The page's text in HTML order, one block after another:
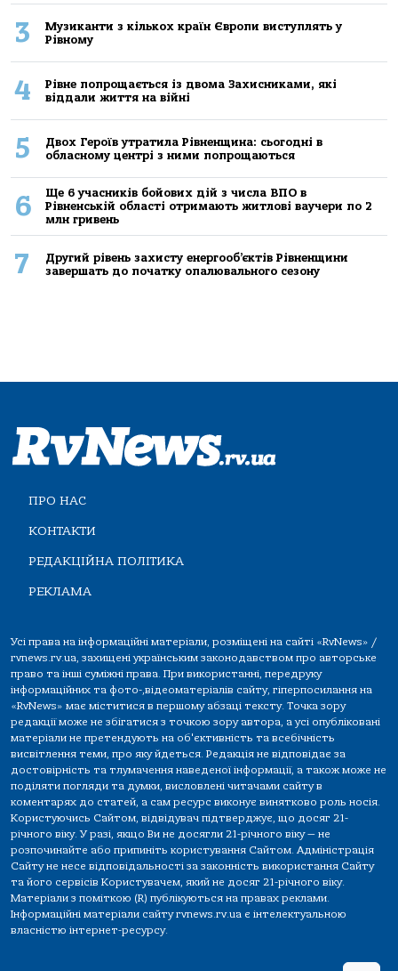
3
Музиканти з кількох країн Європи виступлять у
Рівному
4
Рівне попрощається із двома Захисниками, які
віддали життя на війні
5
Двох Героїв утратила Рівненщина: сьогодні в
обласному центрі з ними попрощаються
6
Ще 6 учасників бойових дій з числа ВПО в
Рівненській області отримають житлові ваучери по 2
млн гривень
7
Другий рівень захисту енергооб’єктів Рівненщини
завершать до початку опалювального сезону
ПРО НАС
КОНТАКТИ
РЕДАКЦІЙНА ПОЛІТИКА
РЕКЛАМА
Усі права на інформаційні матеріали, розміщені на сайті «RvNews» /
rvnews.rv.ua, захищені українським законодавством про авторське
право та інші суміжні права. При використанні, передруку
інформаційних та фото-,відеоматеріалів сайту, гіперпосилання на
«RvNews» має міститися в першому абзаці тексту. Точка зору
редакції може не збігатися з точкою зору автора, а усі опубліковані
матеріали не претендують на об'єктивність та всебічність
висвітлення теми, про яку йдеться. Редакція не відповідає за
достовірність та тлумачення наведеної інформації, а також може не
поділяти погляди та думки, висловлені читачами сайту в
коментарях до статей, а сам ресурс виконує винятково роль носія.
Користуючись Сайтом, відвідувач підтверджує, що досяг 21-
річного віку. У разі, якщо Ви не досягли 21-річного віку — не
розпочинайте або припиніть користування Сайтом. Адміністрація
Сайту не несе відповідальності за законність використання Сайту
та його сервісів Користувачем, який не досяг 21-річного віку.
Матеріали з поміткою (R) публікуються на правах реклами.
Інформаційні матеріали сайту rvnews.rv.ua є інтелектуальною
власністю інтернет-ресурсу.